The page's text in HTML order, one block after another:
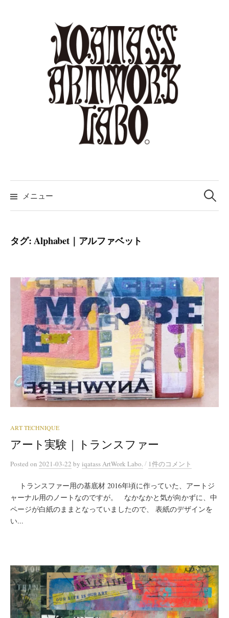
メニュー
検
索:
タグ:Alphabet｜アルファベット
ART TECHNIQUE
アート実験｜トランスファー
Posted on 2021-03-22 by iqatass ArtWork Labo. / 1件のコメント
トランスファー用の基底材 2016年頃に作っていた、アートジ
ャーナル用のノートなのですが。 なかなかと気が向かずに、中
ページが白紙のままとなっていましたので、 表紙のデザインを
い...